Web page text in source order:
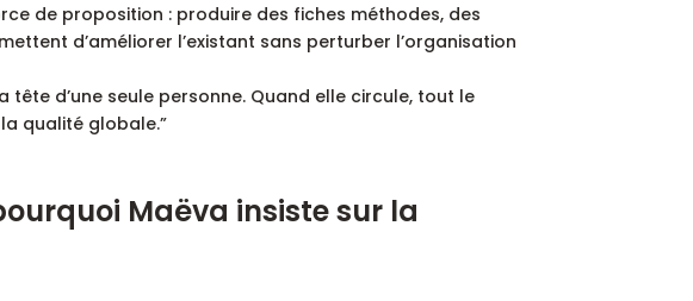
de proposition : produire des fiches méthodes, des
d’améliorer l’existant sans perturber l’organisation
tête d’une seule personne. Quand elle circule, tout le
qualité globale.”
Maëva insiste sur la